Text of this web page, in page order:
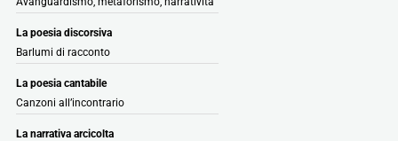
La poesia discorsiva
Barlumi di racconto
La poesia cantabile
Canzoni all’incontrario
La narrativa arcicolta